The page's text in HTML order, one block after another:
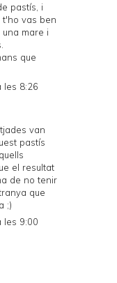
pastís, i
t'ho vas ben
mare i
que
les 8:26
van
pastís
el resultat
de no tenir
que
;)
les 9:00